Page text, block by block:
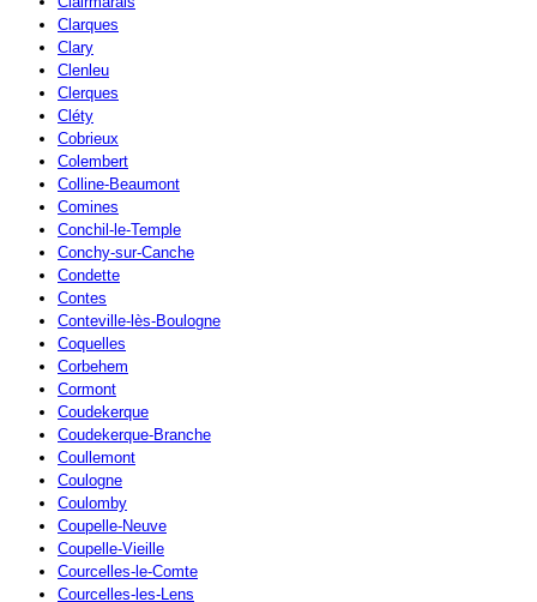
Clarques
Clary
Clenleu
Clerques
Cléty
Cobrieux
Colembert
Colline-Beaumont
Comines
Conchil-le-Temple
Conchy-sur-Canche
Condette
Contes
Conteville-lès-Boulogne
Coquelles
Corbehem
Cormont
Coudekerque
Coudekerque-Branche
Coullemont
Coulogne
Coulomby
Coupelle-Neuve
Coupelle-Vieille
Courcelles-le-Comte
Courcelles-les-Lens